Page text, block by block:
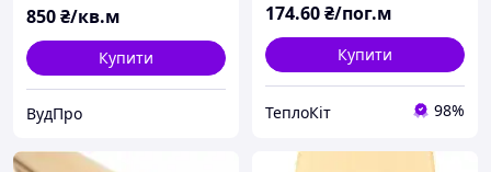
850₴/кв.м
Купити
ВудПро
174.60₴/пог.м
Купити
ТеплоКіт 98%